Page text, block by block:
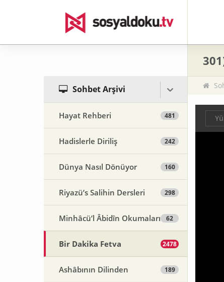
Sohbet Arşivi
Hayat Rehberi 481
Hadislerle Diriliş 242
Dünya Nasıl Dönüyor 160
Riyazü’s Salihin Dersleri 298
Minhâcü’l Âbidîn Okumaları 62
Bir Dakika Fetva 2478
Ashâbının Dilinden 189